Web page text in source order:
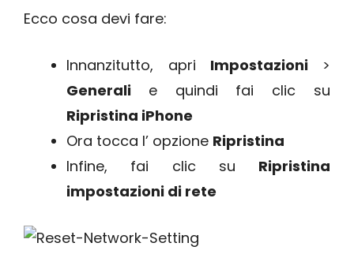
Ecco cosa devi fare:
Innanzitutto, apri Impostazioni >
Generali e quindi fai clic su
Ripristina iPhone
Ora tocca l’ opzione Ripristina
Infine, fai clic su Ripristina
impostazioni di rete